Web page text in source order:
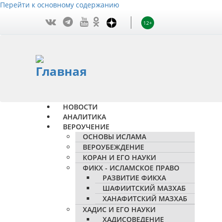
Перейти к основному содержанию
12+
НОВОСТИ
АНАЛИТИКА
ВЕРОУЧЕНИЕ
ОСНОВЫ ИСЛАМА
ВЕРОУБЕЖДЕНИЕ
КОРАН И ЕГО НАУКИ
ФИКХ - ИСЛАМСКОЕ ПРАВО
РАЗВИТИЕ ФИКХА
ШАФИИТСКИЙ МАЗХАБ
ХАНАФИТСКИЙ МАЗХАБ
ХАДИС И ЕГО НАУКИ
ХАДИСОВЕДЕНИЕ